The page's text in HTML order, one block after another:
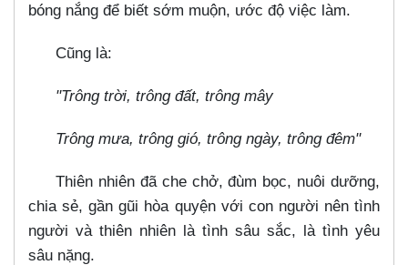
bóng nắng để biết sớm muộn, ước độ việc làm.
Cũng là:
"Trông trời, trông đất, trông mây
Trông mưa, trông gió, trông ngày, trông đêm"
Thiên nhiên đã che chở, đùm bọc, nuôi dưỡng,
chia sẻ, gần gũi hòa quyện với con người nên tình
người và thiên nhiên là tình sâu sắc, là tình yêu
sâu nặng.